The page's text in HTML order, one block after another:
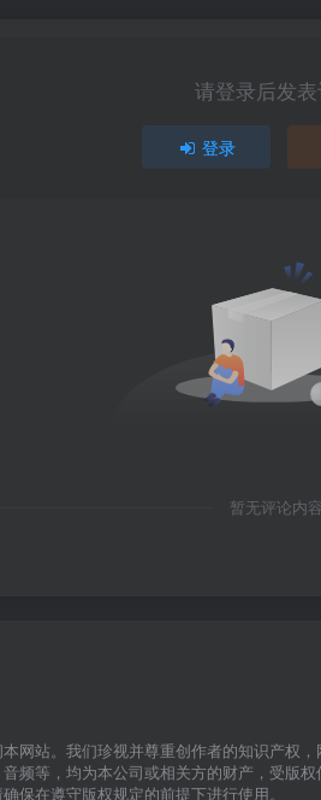
请登录后发
登录
暂无评论内容
网站。我们珍视并尊重创作者的知识产权
音频等，均为本公司或相关方的财产，受版
保在遵守版权规定的前提下进行使用。